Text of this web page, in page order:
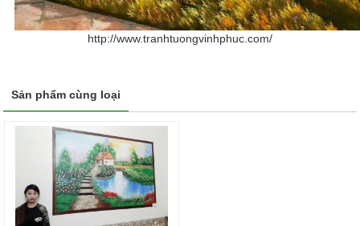
http://www.tranhtuongvinhphuc.com/
Sản phẩm cùng loại